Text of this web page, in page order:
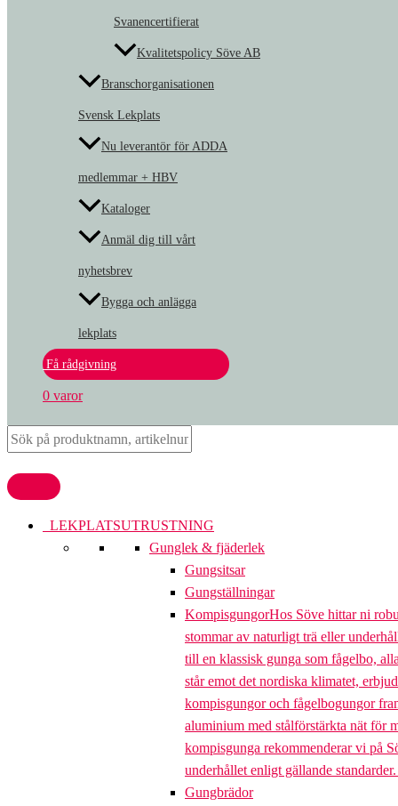
Svanencertifierat
Kvalitetspolicy Söve AB
Branschorganisationen
Svensk Lekplats
Nu leverantör för ADDA
medlemmar + HBV
Kataloger
Anmäl dig till vårt
nyhetsbrev
Bygga och anlägga
lekplats
Få rådgivning
0 varor
LEKPLATSUTRUSTNING
Gunglek & fjäderlek
Gungsitsar
Gungställningar
KompisgungorHos Söve hittar ni
stommar av naturligt trä eller
till en klassisk gunga som fågelbo,
står emot det nordiska klimatet,
kompisgungor och fågelbogungor
aluminium med stålförstärkta nät för
kompisgunga rekommenderar vi på
underhållet enligt gällande
Gungbrädor